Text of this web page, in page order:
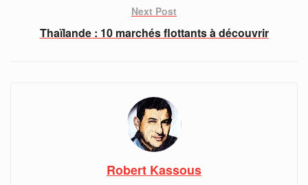
Next Post
Thaïlande : 10 marchés flottants à découvrir
Robert Kassous